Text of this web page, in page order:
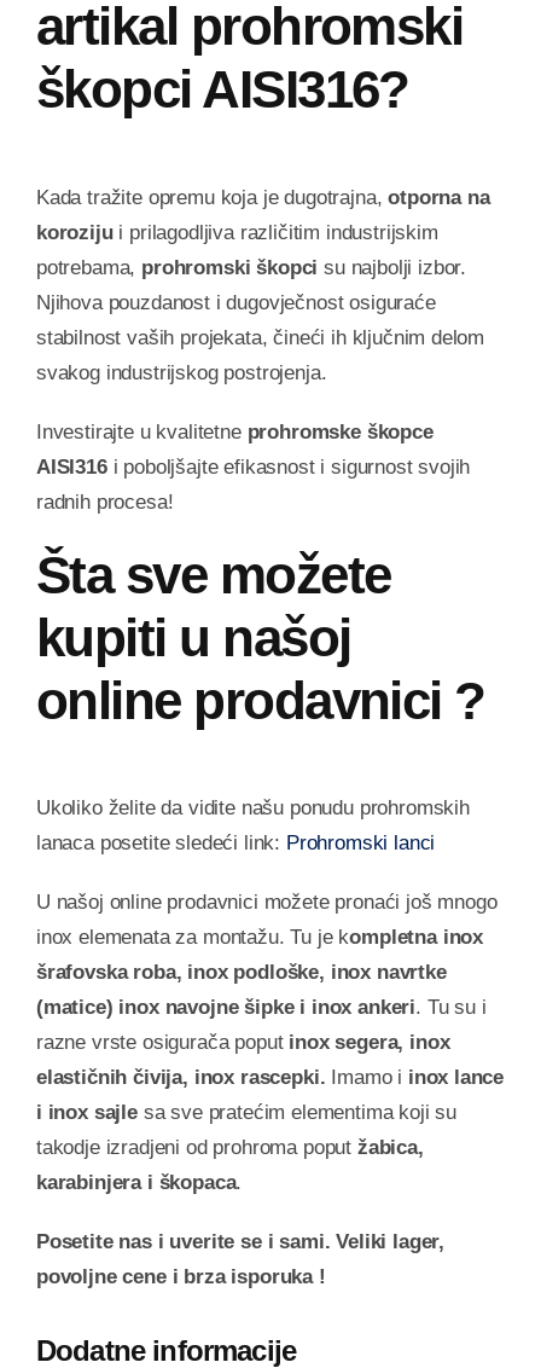
artikal prohromski
škopci AISI316?
Kada tražite opremu koja je dugotrajna,otporna na
korozijui prilagodljiva različitim industrijskim
potrebama, prohromski škopci su najbolji izbor.
Njihova pouzdanost i dugovječnost osiguraće
stabilnost vaših projekata, čineći ih ključnim delom
svakog industrijskog postrojenja.
Investirajte u kvalitetne prohromske škopce
AISI316i poboljšajte efikasnost i sigurnost svojih
radnih procesa!
Šta sve možete
kupiti u našoj
online prodavnici ?
Ukoliko želite da vidite našu ponudu prohromskih
lanaca posetite sledeći link: Prohromski lanci
U našoj online prodavnici možete pronaći još mnogo
inox elemenata za montažu. Tu je kompletna inox
šrafovska roba, inox podloške, inox navrtke
(matice) inox navojne šipke i inox ankeri. Tu su i
razne vrste osigurača poput inox segera, inox
elastičnih čivija, inox rascepki. Imamo i inox lance
i inox sajlesa sve pratećim elementima koji su
takodje izradjeni od prohroma poput žabica,
karabinjera i škopaca.
Posetite nas i uverite se i sami. Veliki lager,
povoljne cene i brza isporuka !
Dodatne informacije